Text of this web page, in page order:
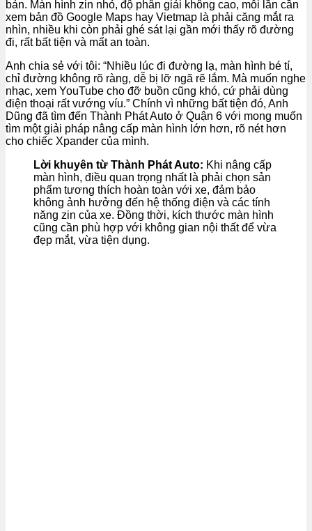
bản. Màn hình zin nhỏ, độ phân giải không cao, mỗi lần cần
xem bản đồ Google Maps hay Vietmap là phải căng mắt ra
nhìn, nhiều khi còn phải ghé sát lại gần mới thấy rõ đường
đi, rất bất tiện và mất an toàn.
Anh chia sẻ với tôi: “Nhiều lúc đi đường lạ, màn hình bé tí,
chỉ đường không rõ ràng, dễ bị lỡ ngã rẽ lắm. Mà muốn nghe
nhạc, xem YouTube cho đỡ buồn cũng khó, cứ phải dùng
điện thoại rất vướng víu.” Chính vì những bất tiện đó, Anh
Dũng đã tìm đến Thành Phát Auto ở Quận 6 với mong muốn
tìm một giải pháp nâng cấp màn hình lớn hơn, rõ nét hơn
cho chiếc Xpander của mình.
Lời khuyên từ Thành Phát Auto: Khi nâng cấp
màn hình, điều quan trọng nhất là phải chọn sản
phẩm tương thích hoàn toàn với xe, đảm bảo
không ảnh hưởng đến hệ thống điện và các tính
năng zin của xe. Đồng thời, kích thước màn hình
cũng cần phù hợp với không gian nội thất để vừa
đẹp mắt, vừa tiện dụng.